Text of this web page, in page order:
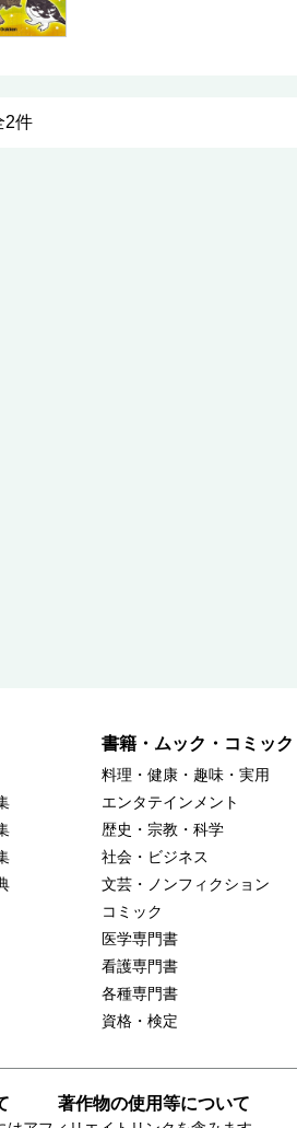
2件
書籍・ムック・コミック
料理・健康・趣味・実用
エンタテインメント
歴史・宗教・科学
社会・ビジネス
文芸・ノンフィクション
コミック
医学専門書
看護専門書
各種専門書
資格・検定
著作物の使用等について